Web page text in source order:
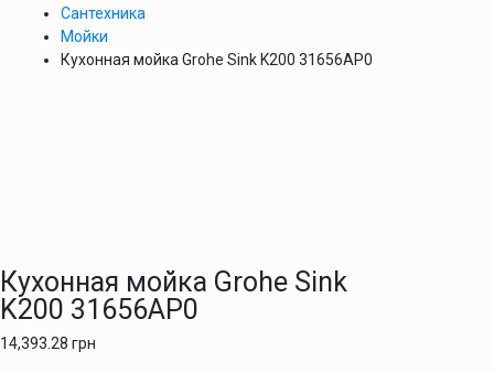
Сантехника
Мойки
Кухонная мойка Grohe Sink K200 31656AP0
Кухонная мойка Grohe Sink
K200 31656AP0
14,393.28 грн